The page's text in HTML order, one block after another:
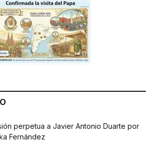
perpetua a Javier Antonio Duarte por
Fernández